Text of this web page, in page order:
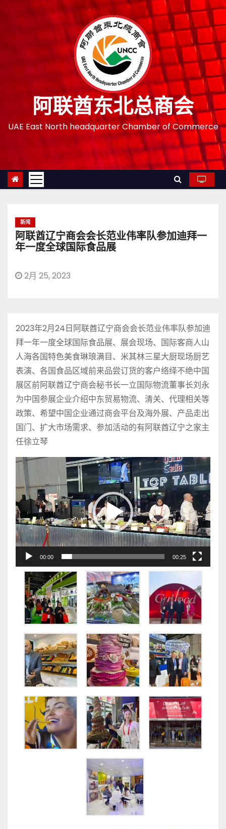
阿联酋东北总商会
UAE East North headquarter Chamber of Commerce
新闻
阿联酋辽宁商会会长范业伟率队参加迪拜一
年一度全球国际食品展
2月 25, 2023
2023年2月24日阿联酋辽宁商会会长范业伟率队参加迪
拜一年一度全球国际食品展、展会现场、国际客商人山
人海各国特色美食琳琅满目、米其林三星大厨现场厨艺
表演、各国食品区域前来品尝订货的客户络绎不绝中国
展区前阿联酋辽宁商会秘书长一立国际物流董事长刘永
为中国参展企业介绍中东贸易物流、清关、代理相关等
政策、希望中国企业通过商会平台及海外展、产品走出
国门、扩大市场需求、参加活动的有阿联酋辽宁之家主
任徐立琴
视
播
放
器
00:00 00:25